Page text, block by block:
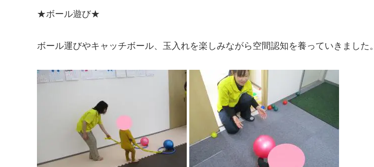
★ボール遊び★
ボール運びやキャッチボール、玉入れを楽しみながら空間認知を養っていきました。